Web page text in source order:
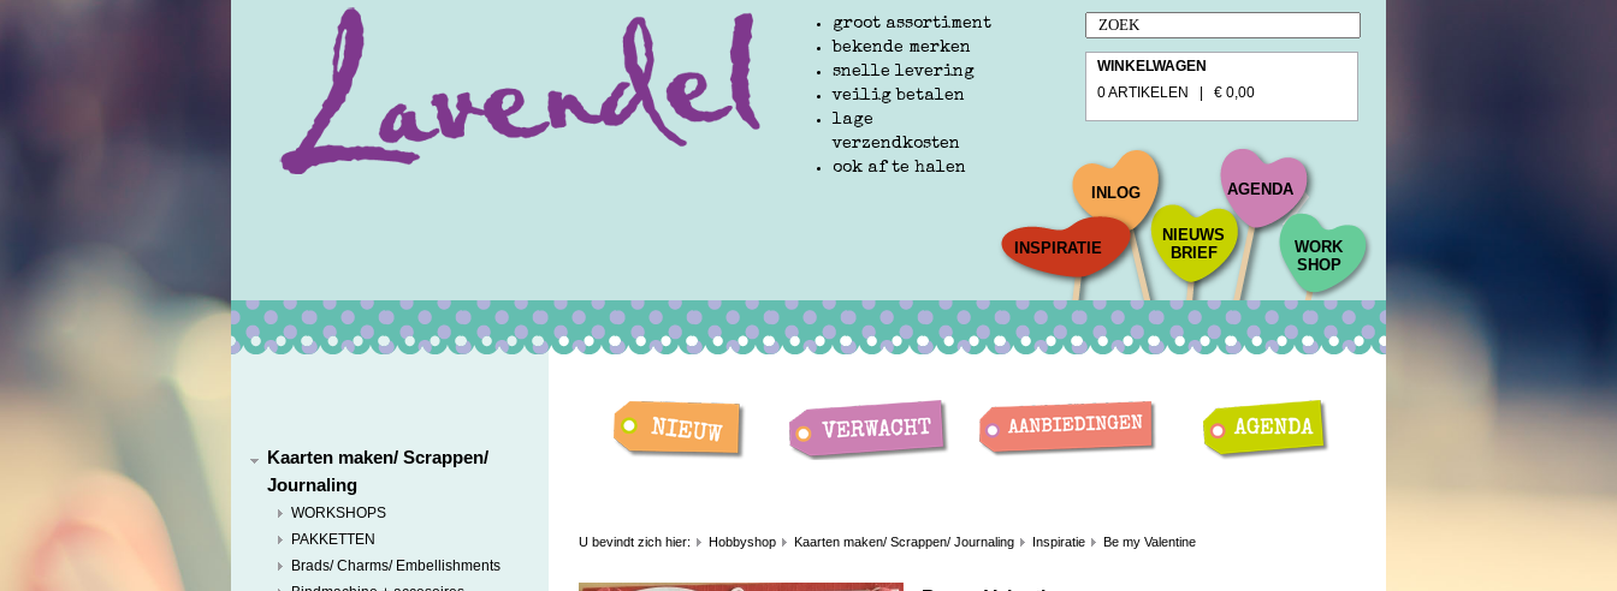
groot assortiment
bekende merken
snelle levering
veilig betalen
lage
verzendkosten
ook af te halen
WINKELWAGEN
0 ARTIKELEN | € 0,00
INSPIRATIE
INLOG
NIEUWS
BRIEF
AGENDA
WORK
SHOP
Kaarten maken/ Scrappen/
Journaling
WORKSHOPS
PAKKETTEN
Brads/ Charms/ Embellishments
U bevindt zich hier: Hobbyshop Kaarten maken/ Scrappen/ Journaling Inspiratie Be my Valentine